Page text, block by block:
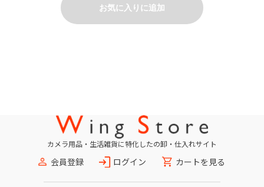
お気に入りに追加
カメラ用品・生活雑貨に特化したの卸・仕入れサイト
会員登録 ログイン カートを見る